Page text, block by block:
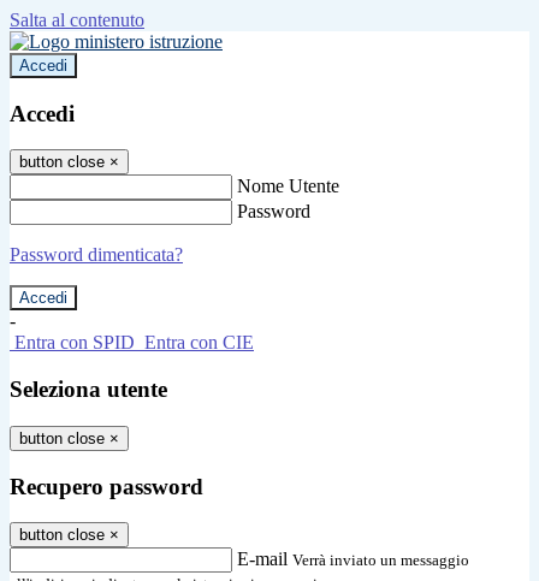
Salta al contenuto
Accedi
Accedi
button close ×
Nome Utente
Password
Password dimenticata?
-
Entra con SPID Entra con CIE
Seleziona utente
button close ×
Recupero password
button close ×
E-mail Verrà inviato un messaggio